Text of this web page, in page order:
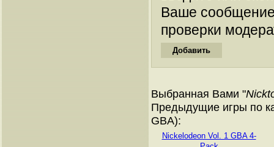
Ваше
проверки
Выбранная Вами "
Предыдущие игры по
GBA):
Nickelodeon Vol. 1 GBA 4-